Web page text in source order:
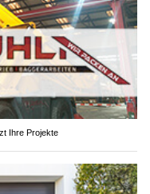
Ihre Projekte